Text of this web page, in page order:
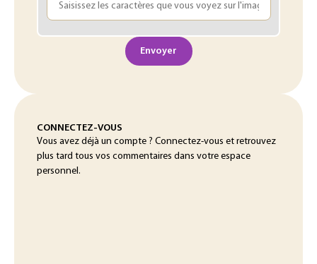
Envoyer
CONNECTEZ-VOUS
Vous avez déjà un compte ? Connectez-vous et retrouvez
plus tard tous vos commentaires dans votre espace
personnel.